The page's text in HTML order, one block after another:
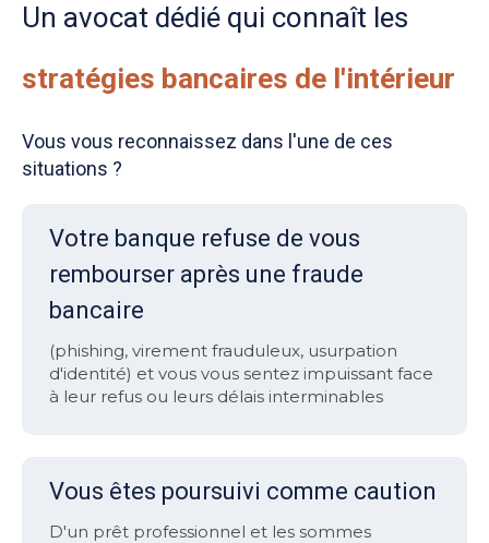
Un avocat dédié qui connaît les
stratégies bancaires de l'intérieur
Vous vous reconnaissez dans l'une de ces
situations ?
Votre banque refuse de vous
rembourser après une fraude
bancaire
(phishing, virement frauduleux, usurpation
d'identité) et vous vous sentez impuissant face
à leur refus ou leurs délais interminables
Vous êtes poursuivi comme caution
D'un prêt professionnel et les sommes